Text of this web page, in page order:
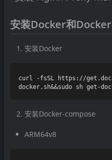
安装Docker和
安装Docker
curl -fsSL https://
安装Docker-compose
ARM64v8